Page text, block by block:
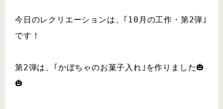
今日のレクリエーションは、｢10月の工作・第2弾｣
です！
第2弾は、｢かぼちゃのお菓子入れ｣を作りました🎃
🎃